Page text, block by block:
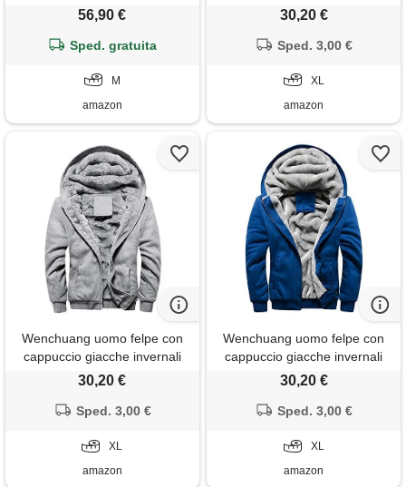
56,90 €
Sped. gratuita
M
amazon
caldo spesso zip cappotto
30,20 €
Sped. 3,00 €
XL
amazon
Wenchuang uomo felpe con
cappuccio giacche invernali
caldo spesso zip cappotto
30,20 €
Sped. 3,00 €
XL
amazon
Wenchuang uomo felpe con
cappuccio giacche invernali
caldo spesso zip cappotto
30,20 €
Sped. 3,00 €
XL
amazon